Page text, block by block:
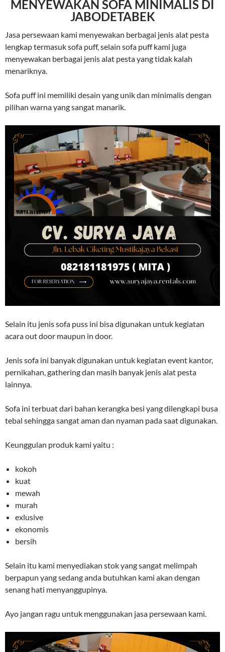
MENYEWAKAN SOFA MINIMALIS DI
JABODETABEK
Jasa persewaan kami menyewakan berbagai jenis alat pesta
lengkap termasuk sofa puff, selain sofa puff kami juga
menyewakan berbagai jenis alat pesta yang tidak kalah
menariknya.
Sofa puff ini memiliki desain yang unik dan minimalis dengan
pilihan warna yang sangat manarik.
Selain itu jenis sofa puss ini bisa digunakan untuk kegiatan
acara out door maupun in door.
Jenis sofa ini banyak digunakan untuk kegiatan event kantor,
pernikahan, gathering dan masih banyak jenis alat pesta
lainnya.
Sofa ini terbuat dari bahan kerangka besi yang dilengkapi busa
tebal sehingga sangat aman dan nyaman pada saat digunakan.
Keunggulan produk kami yaitu :
kokoh
kuat
mewah
murah
exlusive
ekonomis
bersih
Selain itu kami menyediakan stok yang sangat melimpah
berpapun yang sedang anda butuhkan kami akan dengan
senang hati menyanggupinya.
Ayo jangan ragu untuk menggunakan jasa persewaan kami.